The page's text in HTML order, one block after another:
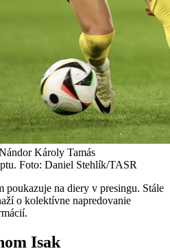
Károly Tamás
Foto: Daniel Stehlík/TASR
poukazuje na diery v presingu. Stále
o kolektívne napredovanie
Isak